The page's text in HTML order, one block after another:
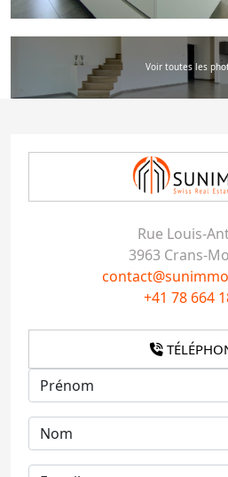
Voir toutes les
Rue Louis-
3963 Crans-
+41 78 664